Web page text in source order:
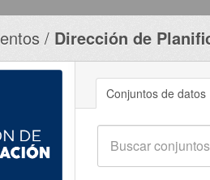
Dirección de
Conjuntos de datos